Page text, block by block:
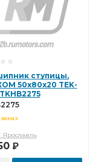
ступицы,
50х80х20 TEK-
Ярославль
Р